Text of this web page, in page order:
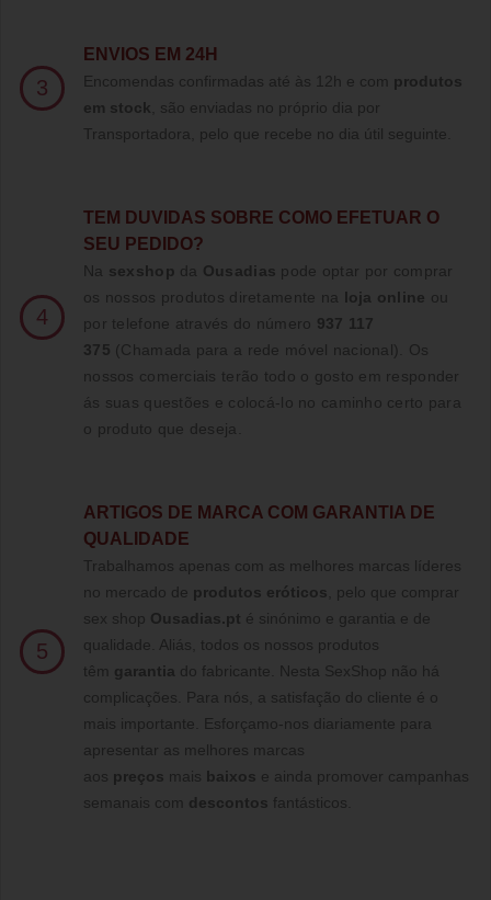
3
ENVIOS EM 24H
Encomendas confirmadas até às 12h e com produtos
em stock , são enviadas no próprio dia por
Transportadora, pelo que recebe no dia útil seguinte.
4
TE M DUVIDAS SOBRE COMO EFETUAR O
SEU PEDIDO?
Na sexshop da Ousadias pode optar por comprar
os nossos produtos diretamente na loja online ou
por telefone através do número 937 117
375 (Chamada para a rede móvel nacional)
. Os
nossos comerciais terão todo o gosto em responder
ás suas questões e colocá-lo no caminho certo para
o produto que deseja.
5
ARTIGOS DE MARCA COM GARANTIA DE
QUALIDADE
Trabalhamos apenas com as melhores marcas líderes
no mercado de produtos eróticos , pelo que comprar
sex shop Ousadias.pt é sinónimo e garantia e de
qualidade. Aliás, todos os nossos produtos
têm garantia do fabricante. Nesta SexShop não há
complicações. Para nós, a satisfação do cliente é o
mais importante. Esforçamo-nos diariamente para
apresentar as melhores marcas
aos preços mais baixos e ainda promover campanhas
semanais com descontos fantásticos.